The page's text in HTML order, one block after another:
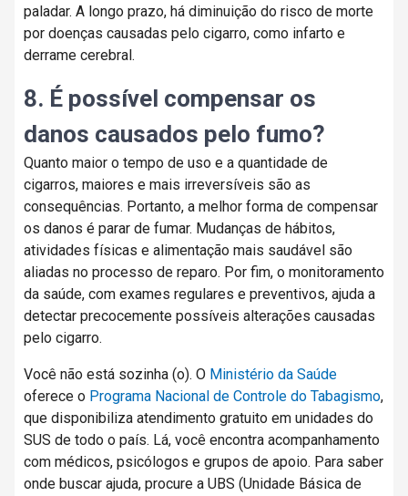
paladar. A longo prazo, há diminuição do risco de morte
por doenças causadas pelo cigarro, como infarto e
derrame cerebral.
8. É possível compensar os
danos causados pelo fumo?
Quanto maior o tempo de uso e a quantidade de
cigarros, maiores e mais irreversíveis são as
consequências. Portanto, a melhor forma de compensar
os danos é parar de fumar. Mudanças de hábitos,
atividades físicas e alimentação mais saudável são
aliadas no processo de reparo. Por fim, o monitoramento
da saúde, com exames regulares e preventivos, ajuda a
detectar precocemente possíveis alterações causadas
pelo cigarro.
Você não está sozinha (o). O Ministério da Saúde
oferece o Programa Nacional de Controle do Tabagismo,
que disponibiliza atendimento gratuito em unidades do
SUS de todo o país. Lá, você encontra acompanhamento
com médicos, psicólogos e grupos de apoio. Para saber
onde buscar ajuda, procure a UBS (Unidade Básica de